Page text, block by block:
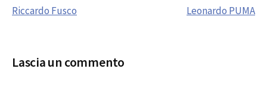
Riccardo Fusco Leonardo PUMA
Lascia un commento